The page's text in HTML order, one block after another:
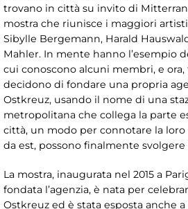
trovano in città su invito di
mostra che riunisce i maggiori
Sibylle Bergemann, Harald
Mahler. In mente hanno l’esempio
cui conoscono alcuni membri, e
decidono di fondare una propria
Ostkreuz, usando il nome di una
metropolitana che collega la parte
città, un modo per connotare la
da est, possono finalmente
La mostra, inaugurata nel 2015 a
fondata l’agenzia, è nata per
Ostkreuz ed è stata esposta anche